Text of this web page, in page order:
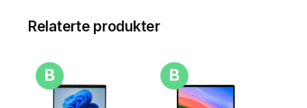
Relaterte produkter
B B